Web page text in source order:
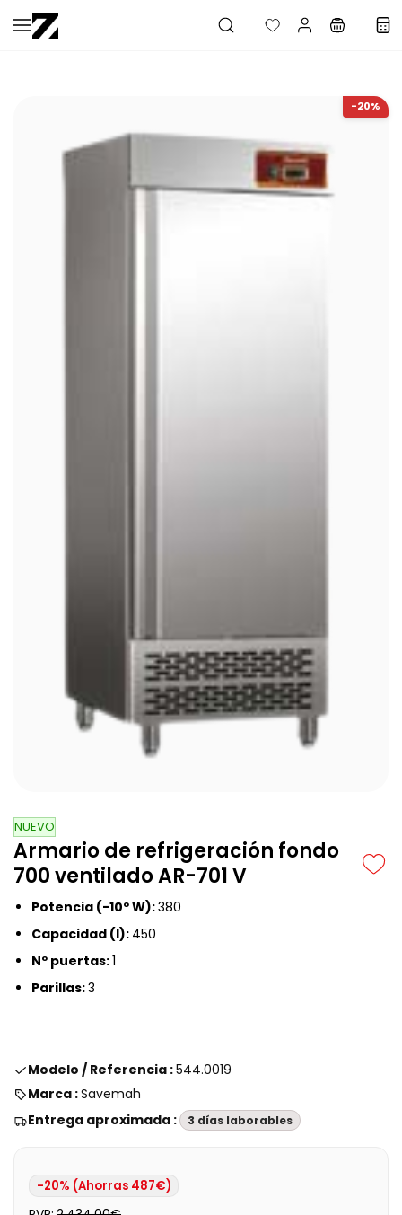
Saltar al
contenido
-20%
NUEVO
Armario de refrigeración fondo
700 ventilado AR-701 V
Potencia (-10º W):380
Capacidad (l): 450
Nº puertas:1
Parillas:3
Modelo / Referencia :544.0019
Marca :Savemah
Entrega aproximada :
3 días laborables
-20% (Ahorras 487€)